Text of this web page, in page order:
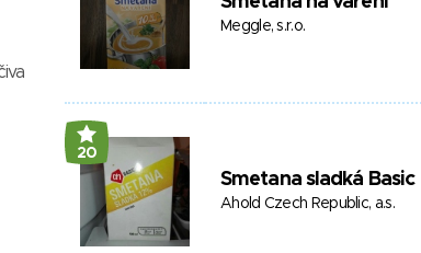
Meggle, s.r.o.
20
Smetana sladká Basic
Ahold Czech Republic, a.s.